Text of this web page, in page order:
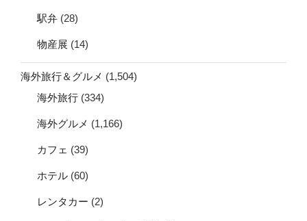
駅弁 (28)
物産展 (14)
海外旅行＆グルメ (1,504)
海外旅行 (334)
海外グルメ (1,166)
カフェ (39)
ホテル (60)
レンタカー (2)